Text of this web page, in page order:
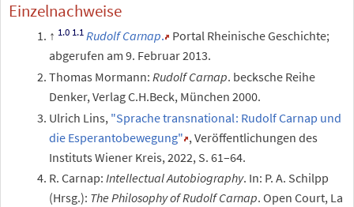
Einzelnachweise
Rudolf Carnap. Portal Rheinische Geschichte;
abgerufen am 9. Februar 2013.
Thomas Mormann:Rudolf Carnap. becksche Reihe
Denker, Verlag C.H.Beck, München 2000.
Ulrich Lins, "Sprache transnational : Rudolf Carnap und
die Esperantobewegung" , Veröffentlichungen des
Instituts Wiener Kreis, 2022, S. 61–64.
R. Carnap:Intellectual Autobiography. In: P. A. Schilpp
(Hrsg.): The Philosophy of Rudolf Carnap. Open Court, La